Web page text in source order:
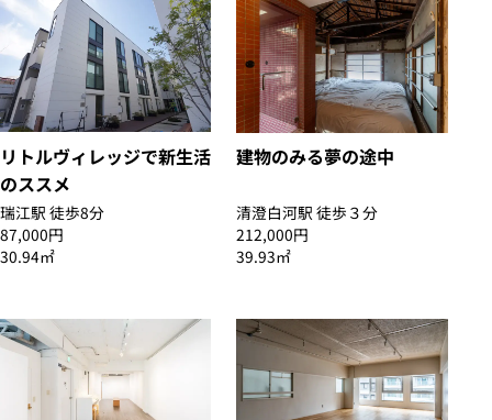
リトルヴィレッジで新生活
のススメ
瑞江駅 徒歩8分
87,000円
30.94㎡
建物のみる夢の途中
清澄白河駅 徒歩３分
212,000円
39.93㎡